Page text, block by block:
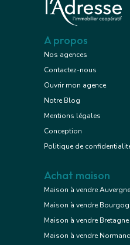
A propos
Nos agences
Contactez-nous
Ouvrir mon agence
Notre Blog
Mentions légales
Conception
Politique de
Achat maison
Maison à vendre
Maison à vendre
Maison à vendre Bretagne
Maison à vendre